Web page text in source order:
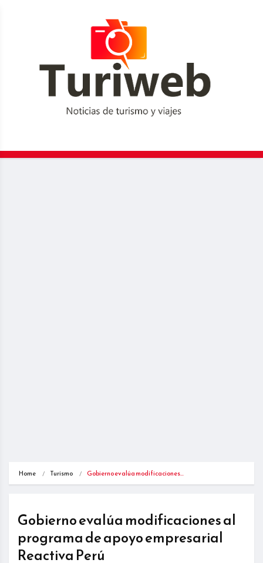
Home Turismo Gobierno evalúa modificaciones…
Gobierno evalúa modificaciones al
programa de apoyo empresarial
Reactiva Perú